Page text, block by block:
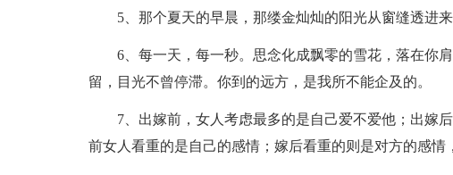
5、那个夏天的早晨，那缕金灿灿的阳光从窗缝透进来
6、每一天，每一秒。思念化成飘零的雪花，落在你肩
留，目光不曾停滞。你到的远方，是我所不能企及的。
7、出嫁前，女人考虑最多的是自己爱不爱他；出嫁后
前女人看重的是自己的感情；嫁后看重的则是对方的感情